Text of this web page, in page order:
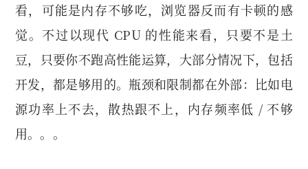
看，可能是内存不够吃，浏览器反而有卡顿的感
觉。不过以现代 CPU 的性能来看，只要不是土
豆，只要你不跑高性能运算，大部分情况下，包括
开发，都是够用的。瓶颈和限制都在外部：比如电
源功率上不去，散热跟不上，内存频率低 / 不够
用。。。